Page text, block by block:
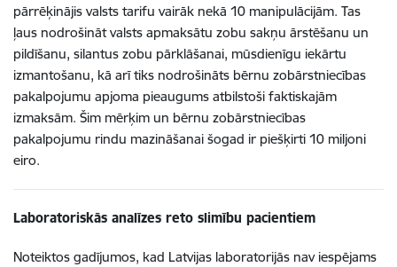
pārrēķinājis valsts tarifu vairāk nekā 10 manipulācijām. Tas
ļaus nodrošināt valsts apmaksātu zobu sakņu ārstēšanu un
pildīšanu, silantus zobu pārklāšanai, mūsdienīgu iekārtu
izmantošanu, kā arī tiks nodrošināts bērnu zobārstniecības
pakalpojumu apjoma pieaugums atbilstoši faktiskajām
izmaksām. Šim mērķim un bērnu zobārstniecības
pakalpojumu rindu mazināšanai šogad ir piešķirti 10 miljoni
eiro.
Laboratoriskās analīzes reto slimību pacientiem
Noteiktos gadījumos, kad Latvijas laboratorijās nav iespējams